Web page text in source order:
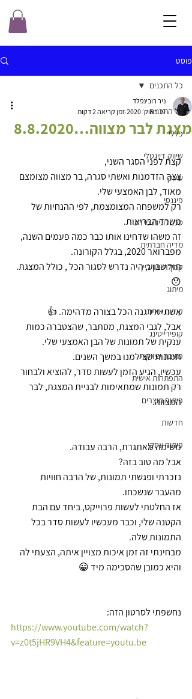
פוסט
כל התכנים
כללי
שיווק דייגטלי
שיווק
פיננסי
טכנולוגיות מידע
מדיה חברתית
קהילת און ליין
מיתוג
קידום אורגני
קופירייטינג
כתיבה שיווקית
התפתחות אישית
פיתוח מוצרים
חדשות
פיתוח עסקי
כל התכנים
מצגת לבר מצווה…8.8.2020
ניר רובינפלד
19 באוק׳ 2020
זמן קריאה 2 דקות
קצת לפני הסגר השני,
צצה הזדמנות ואשתי סגרה, בר מצווה מצומצם
מאוד, לבן האמצעי שלי.
רק למשפחה המצומצמת, לפי ההנחיות של
משרד הבריאות.
זה משהו שדחינו אותו כבר כמה פעמים השנה,
מפברואר 2020, בגלל הקורונה.
תוך שבוע, היה נדרש לסגור הכל , כולל המצגת.
😯
אשתי אירגנה הכל בצורה מדהימה. 👍
אבל, לגבי המצגת, מסתבר, שהצטברה כמות
ענקית של תמונות של הבן האמצעי שלי.
תמונות שצילמנו במשך השנים.
עכשיו, הגיע הזמן לעשות סדר, להוציא ולבחור
רק תמונות שמתאימות לבניית המצגת, לבר
המצווה.
משימה מאתגרת, הרבה עבודה.
אבל מה טוב בזה?
נזכרתי ופגשתי תמונות, של הרבה חוויות
מהעבר שנשכחו.
אז החלטתי לעשות פרוייקט, ביחד עם הבת
הקטנה שלי, וכבר מעכשיו לעשות סדר בכל
התמונות שלה.
מבחינתי זה זמן איכות מצויין איתה, הצעתי לה
והיא כמובן שהסכימה מיד 😀
נחשפתי לסרטון הזה:
https://www.youtube.com/watch?
v=z0t5jHR9VH4&feature=youtu.be